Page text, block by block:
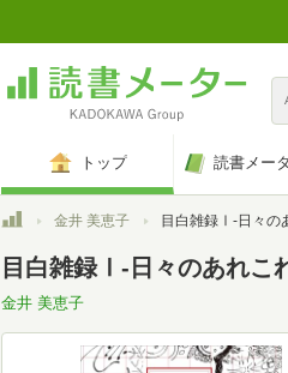
トップ 読書メー
トップ金井 美恵子 目白雑録Ⅰ-日々のあれこ
目白雑録Ⅰ-日々のあれこ
金井 美恵子